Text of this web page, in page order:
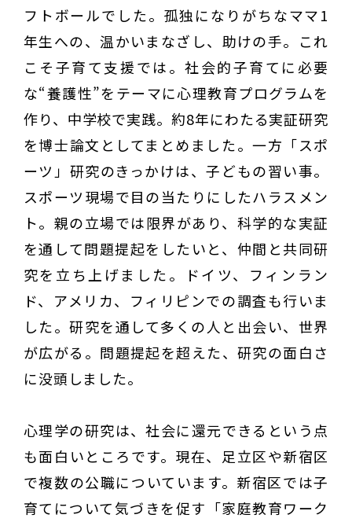
フトボールでした。孤独になりがちなママ1
年生への、温かいまなざし、助けの手。これ
こそ子育て支援では。社会的子育てに必要
な“養護性”をテーマに心理教育プログラムを
作り、中学校で実践。約8年にわたる実証研究
を博士論文としてまとめました。一方「スポ
ーツ」研究のきっかけは、子どもの習い事。
スポーツ現場で目の当たりにしたハラスメン
ト。親の立場では限界があり、科学的な実証
を通して問題提起をしたいと、仲間と共同研
究を立ち上げました。ドイツ、フィンラン
ド、アメリカ、フィリピンでの調査も行いま
した。研究を通して多くの人と出会い、世界
が広がる。問題提起を超えた、研究の面白さ
に没頭しました。
心理学の研究は、社会に還元できるという点
も面白いところです。現在、足立区や新宿区
で複数の公職についています。新宿区では子
育てについて気づきを促す「家庭教育ワーク